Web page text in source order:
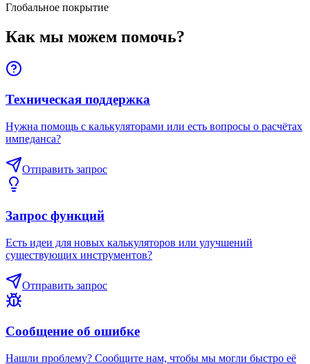
Глобальное покрытие
Как мы можем помочь?
Техническая поддержка
Нужна помощь с калькуляторами или есть вопросы о расчётах
импеданса?
Отправить запрос
Запрос функций
Есть идеи для новых калькуляторов или улучшений
существующих инструментов?
Отправить запрос
Сообщение об ошибке
Нашли проблему? Сообщите нам, чтобы мы могли быстро её